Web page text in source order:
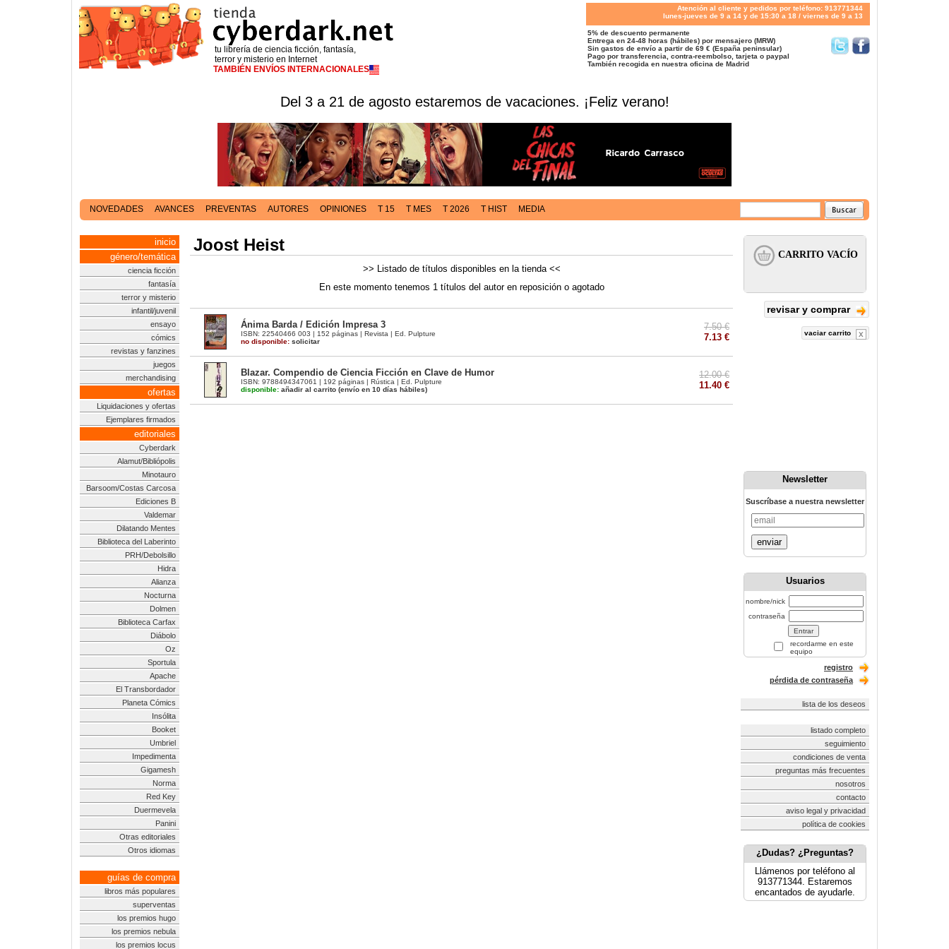
tu librería de ciencia ficción, fantasía,
terror y misterio en Internet
TAMBIÉN ENVÍOS INTERNACIONALES
Atención al cliente y pedidos por teléfono: 913771344
lunes-jueves de 9 a 14 y de 15:30 a 18 / viernes de 9 a 13
5% de descuento permanente
Entrega en 24-48 horas (hábiles) por mensajero (MRW)
Sin gastos de envío a partir de 69 € (España peninsular)
Pago por transferencia, contra-reembolso, tarjeta o paypal
También recogida en nuestra oficina de Madrid
Del 3 a 21 de agosto estaremos de vacaciones. ¡Feliz verano!
NOVEDADES AVANCES PREVENTAS AUTORES OPINIONES T 15 T MES T 2026 T HIST MEDIA
inicio
género/temática
ciencia ficción
fantasía
terror y misterio
infantil/juvenil
ensayo
cómics
revistas y fanzines
juegos
merchandising
ofertas
Liquidaciones y ofertas
Ejemplares firmados
editoriales
Cyberdark
Alamut/Bibliópolis
Minotauro
Barsoom/Costas Carcosa
Ediciones B
Valdemar
Dilatando Mentes
Biblioteca del Laberinto
PRH/Debolsillo
Hidra
Alianza
Nocturna
Dolmen
Biblioteca Carfax
Diábolo
Oz
Sportula
Apache
El Transbordador
Planeta Cómics
Insólita
Booket
Umbriel
Impedimenta
Gigamesh
Norma
Red Key
Duermevela
Panini
Otras editoriales
Otros idiomas
guías de compra
libros más populares
superventas
los premios hugo
los premios nebula
los premios locus
Joost Heist
>> Listado de títulos disponibles en la tienda <<
En este momento tenemos 1 títulos del autor en reposición o agotado
Ánima Barda / Edición Impresa 3
ISBN: 22540466 003 | 152 páginas | Revista | Ed. Pulpture
no disponible: solicitar
7.50 €
7.13 €
Blazar. Compendio de Ciencia Ficción en Clave de Humor
ISBN: 9788494347061 | 192 páginas | Rústica | Ed. Pulpture
disponible: añadir al carrito (envío en 10 días hábiles)
12.00 €
11.40 €
revisar y comprar
vaciar carrito
Newsletter
Suscríbase a nuestra newsletter
enviar
Usuarios
nombre/nick
contraseña
recordarme en este
equipo
registro
pérdida de contraseña
lista de los deseos
listado completo
seguimiento
condiciones de venta
preguntas más frecuentes
nosotros
contacto
aviso legal y privacidad
política de cookies
¿Dudas? ¿Preguntas?
Llámenos por teléfono al
913771344. Estaremos
encantados de ayudarle.